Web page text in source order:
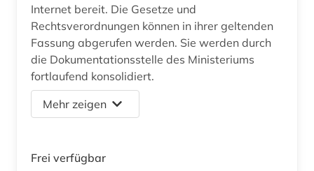
Internet bereit. Die Gesetze und
Rechtsverordnungen können in ihrer geltenden
Fassung abgerufen werden. Sie werden durch
die Dokumentationsstelle des Ministeriums
fortlaufend konsolidiert.
Mehr zeigen
Frei verfügbar